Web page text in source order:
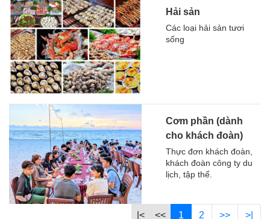
Hải sản
Các loại hải sản tươi
sống
Cơm phần (dành
cho khách đoàn)
Thực đơn khách đoàn,
khách đoàn công ty du
lịch, tập thể.
|< << 1 2 >> >|